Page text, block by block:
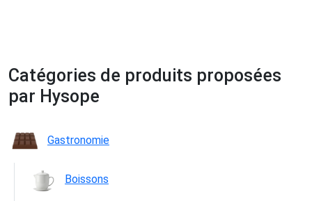
Catégories de produits proposées
par Hysope
Gastronomie
Boissons